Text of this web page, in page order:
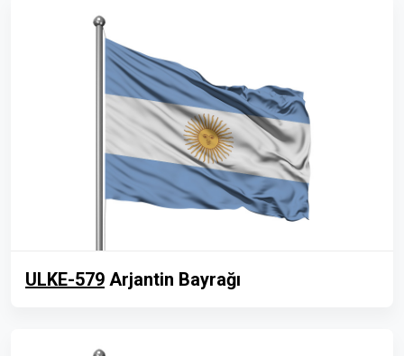
ULKE-579 Arjantin Bayrağı